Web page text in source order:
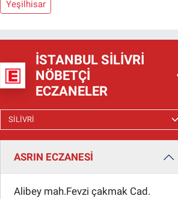
Yeşilhisar
İSTANBUL SILIVRI
NÖBETÇI
ECZANELER
ASRIN ECZANESİ
Alibey mah.Fevzi çakmak Cad.